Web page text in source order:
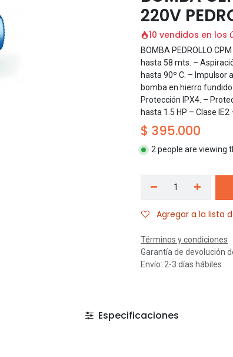
220V
10 vendidos en los
BOMBA PEDROLLO
hasta 58 mts. –
hasta 90º C. – Impulsor
bomba en hierro
Protección IPX4. –
hasta 1.5 HP – Clase
$ 395.000
2 people are viewing
Agregar a la lista
Términos y condiciones
Garantía de devolución
Envío: 2-3 días hábiles
Especificaciones